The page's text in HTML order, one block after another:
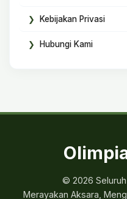
Kebijakan Privasi
Hubungi Kami
© 2026 Seluruh
Merayakan Aksara,